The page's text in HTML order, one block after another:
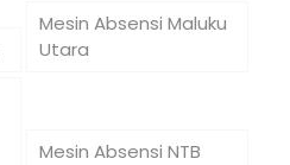
Mesin Absensi Maluku
Utara
Mesin Absensi NTB